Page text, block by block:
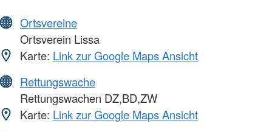
Ortsvereine
Ortsverein Lissa
Karte: Link zur Google Maps Ansicht
Rettungswache
Rettungswachen DZ,BD,ZW
Karte: Link zur Google Maps Ansicht